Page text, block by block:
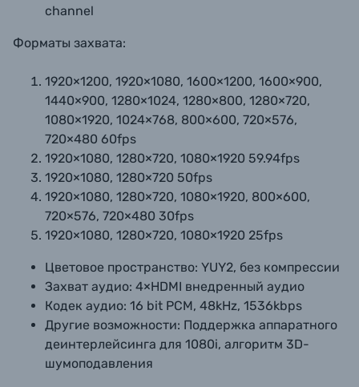
channel
Форматы захвата:
1920×1200, 1920×1080, 1600×1200, 1600×900,
1440×900, 1280×1024, 1280×800, 1280×720,
1080×1920, 1024×768, 800×600, 720×576,
720×480 60fps
1920×1080, 1280×720, 1080×1920 59.94fps
1920×1080, 1280×720 50fps
1920×1080, 1280×720, 1080×1920, 800×600,
720×576, 720×480 30fps
1920×1080, 1280×720, 1080×1920 25fps
Цветовое пространство: YUY2, без компрессии
Захват аудио: 4×HDMI внедренный аудио
Кодек аудио: 16 bit PCM, 48kHz, 1536kbps
Другие возможности: Поддержка аппаратного
деинтерлейсинга для 1080i, алгоритм 3D-
шумоподавления